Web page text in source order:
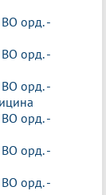
орд. -
орд. -
орд. -
орд. -
орд. -
орд. -